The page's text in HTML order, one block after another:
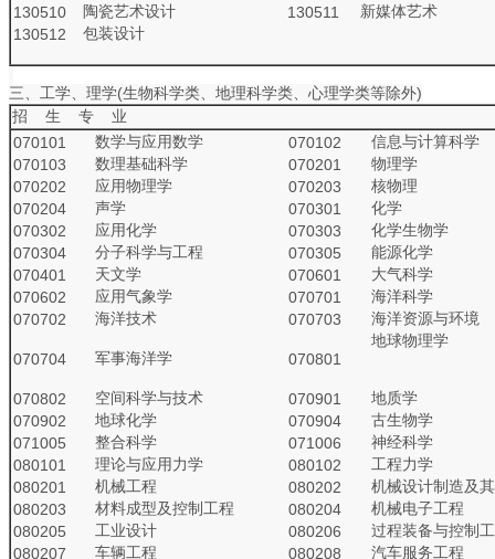
130510
陶瓷艺术设计 130511
新媒体艺术
130512
包装设计
三、工学、理学(生物科学类、地理科学类、心理学类等除外)
招 生 专 业
070101
数学与应用数学 070102
信息与计算科学
070103
数理基础科学 070201
物理学
070202
应用物理学 070203
核物理
070204
声学 070301
化学
070302
应用化学 070303
化学生物学
070304
分子科学与工程 070305
能源化学
070401
天文学 070601
大气科学
070602
应用气象学 070701
海洋科学
070702
海洋技术 070703 海洋资源与环境
070704 军事海洋学 070801
地球物理学
070802 空间科学与技术 070901
地质学
070902
地球化学 070904
古生物学
071005
整合科学 071006
神经科学
080101
理论与应用力学 080102
工程力学
080201
机械工程 080202
机械设计制造及
080203
材料成型及控制工程 080204
机械电子工程
080205
工业设计 080206
过程装备与控制
080207
车辆工程 080208 汽车服务工程